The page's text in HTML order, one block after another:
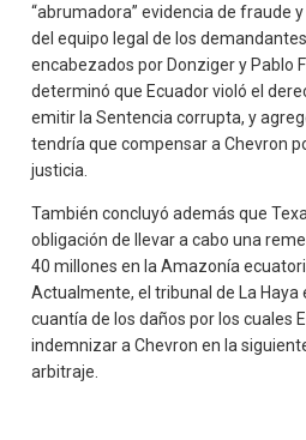
“abrumadora” evidencia de fraude
del equipo legal de los
encabezados por Donziger y Pablo
determinó que Ecuador violó el
emitir la Sentencia corrupta, y
tendría que compensar a Chevron
justicia.
También concluyó además que
obligación de llevar a cabo una
40 millones en la Amazonía
Actualmente, el tribunal de La Haya
cuantía de los daños por los cuales
indemnizar a Chevron en la
arbitraje.